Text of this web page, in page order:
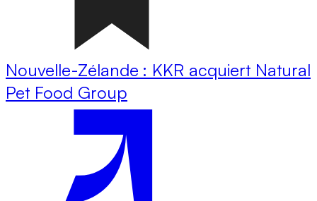
Nouvelle-Zélande : KKR acquiert Natural
Pet Food Group